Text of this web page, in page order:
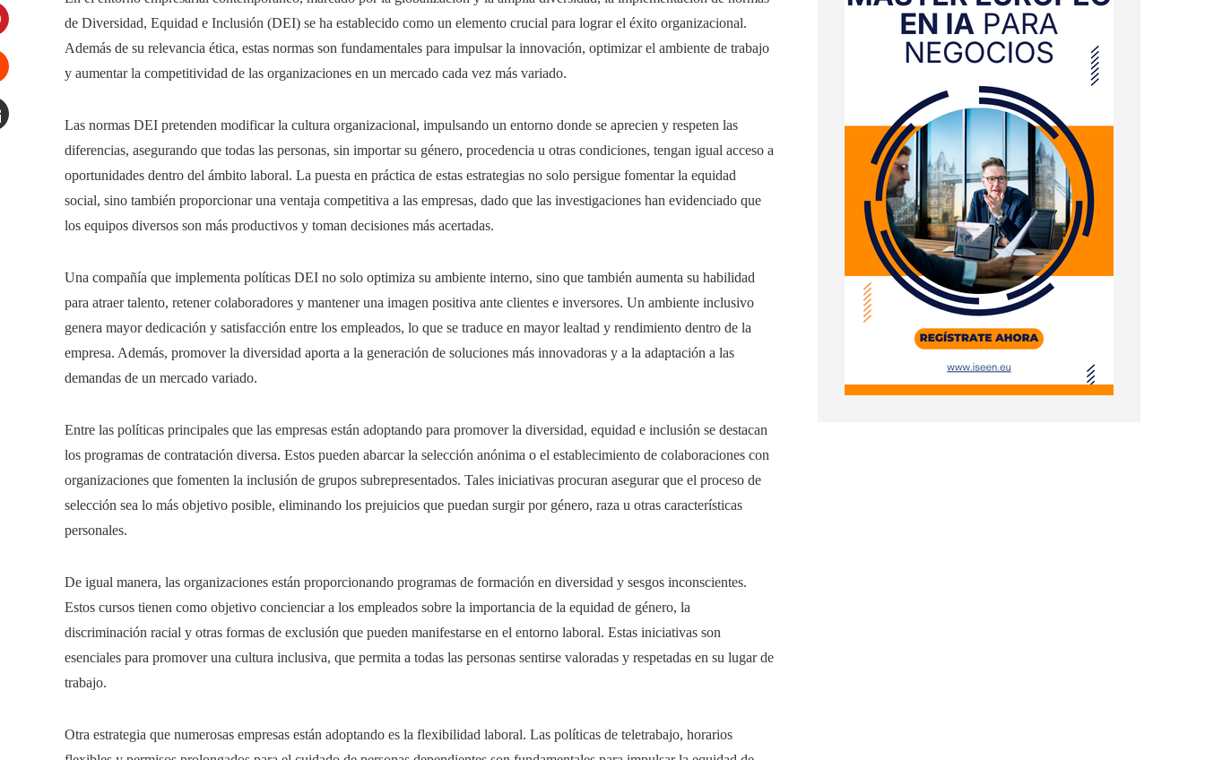
de Diversidad, Equidad e Inclusión (DEI) se ha establecido como un elemento crucial para lograr el éxito organizacional.
Además de su relevancia ética, estas normas son fundamentales para impulsar la innovación, optimizar el ambiente de trabajo
y aumentar la competitividad de las organizaciones en un mercado cada vez más variado.
Las normas DEI pretenden modificar la cultura organizacional, impulsando un entorno donde se aprecien y respeten las
diferencias, asegurando que todas las personas, sin importar su género, procedencia u otras condiciones, tengan igual acceso a
oportunidades dentro del ámbito laboral. La puesta en práctica de estas estrategias no solo persigue fomentar la equidad
social, sino también proporcionar una ventaja competitiva a las empresas, dado que las investigaciones han evidenciado que
los equipos diversos son más productivos y toman decisiones más acertadas.
Una compañía que implementa políticas DEI no solo optimiza su ambiente interno, sino que también aumenta su habilidad
para atraer talento, retener colaboradores y mantener una imagen positiva ante clientes e inversores. Un ambiente inclusivo
genera mayor dedicación y satisfacción entre los empleados, lo que se traduce en mayor lealtad y rendimiento dentro de la
empresa. Además, promover la diversidad aporta a la generación de soluciones más innovadoras y a la adaptación a las
demandas de un mercado variado.
Entre las políticas principales que las empresas están adoptando para promover la diversidad, equidad e inclusión se destacan
los programas de contratación diversa. Estos pueden abarcar la selección anónima o el establecimiento de colaboraciones con
organizaciones que fomenten la inclusión de grupos subrepresentados. Tales iniciativas procuran asegurar que el proceso de
selección sea lo más objetivo posible, eliminando los prejuicios que puedan surgir por género, raza u otras características
personales.
De igual manera, las organizaciones están proporcionando programas de formación en diversidad y sesgos inconscientes.
Estos cursos tienen como objetivo concienciar a los empleados sobre la importancia de la equidad de género, la
discriminación racial y otras formas de exclusión que pueden manifestarse en el entorno laboral. Estas iniciativas son
esenciales para promover una cultura inclusiva, que permita a todas las personas sentirse valoradas y respetadas en su lugar de
trabajo.
Otra estrategia que numerosas empresas están adoptando es la flexibilidad laboral. Las políticas de teletrabajo, horarios